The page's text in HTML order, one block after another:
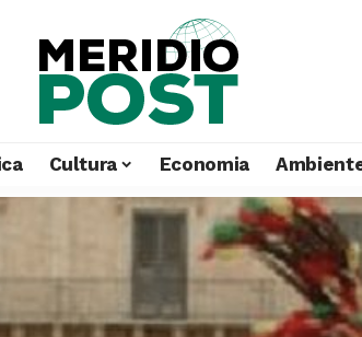
Cultura Economia